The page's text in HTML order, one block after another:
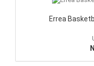
Errea